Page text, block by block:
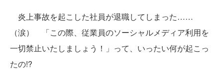
炎上事故を起こした社員が退職してしまった……
（涙） 「この際、従業員のソーシャルメディア利用を
一切禁止いたしましょう！」って、いったい何が起こっ
たの!?